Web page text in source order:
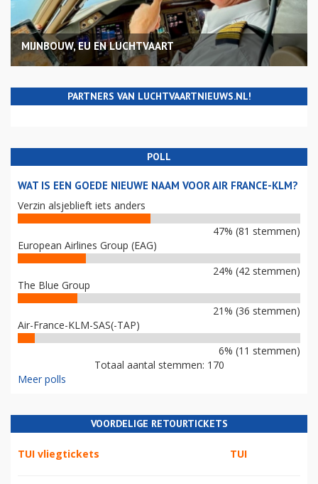
MIJNBOUW, EU EN LUCHTVAART
PARTNERS VAN LUCHTVAARTNIEUWS.NL!
POLL
WAT IS EEN GOEDE NIEUWE NAAM VOOR AIR FRANCE-KLM?
Verzin alsjeblieft iets anders
47% (81 stemmen)
European Airlines Group (EAG)
24% (42 stemmen)
The Blue Group
21% (36 stemmen)
Air-France-KLM-SAS(-TAP)
6% (11 stemmen)
Totaal aantal stemmen: 170
Meer polls
VOORDELIGE RETOURTICKETS
TUI vliegtickets TUI